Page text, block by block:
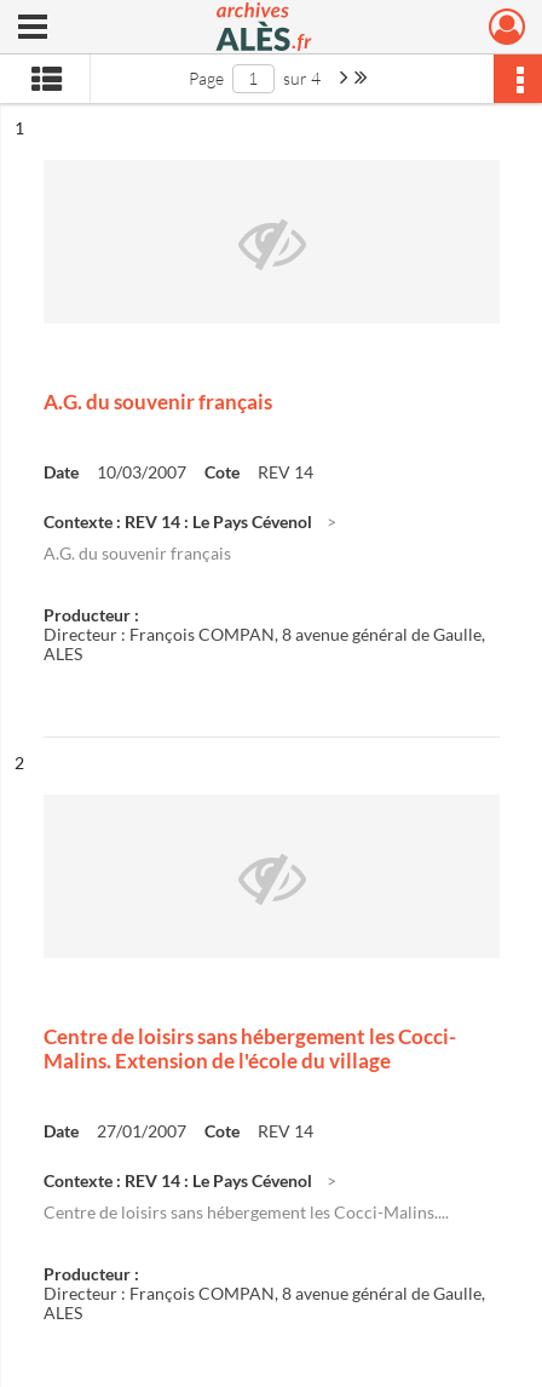
Archives municipales d'Alès
Ouvrir le menu déroulant
Page sur 4 Page suivante : 1/4
n°
1
A.G. du souvenir français
Date 10/03/2007 Cote REV 14
Contexte : REV 14 : Le Pays Cévenol
A.G. du souvenir français
Producteur :
Directeur : François COMPAN, 8 avenue général de Gaulle,
ALES
n°
2
Centre de loisirs sans hébergement les Cocci-
Malins. Extension de l'école du village
Date 27/01/2007 Cote REV 14
Contexte : REV 14 : Le Pays Cévenol
Centre de loisirs sans hébergement les Cocci-Malins....
Producteur :
Directeur : François COMPAN, 8 avenue général de Gaulle,
ALES